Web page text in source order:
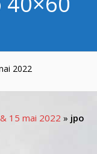
2022
15 mai 2022 » jpo